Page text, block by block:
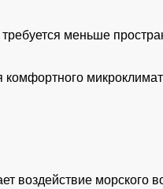
меньше
комфортного
воздействие морского